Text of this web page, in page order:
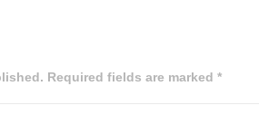
Required fields are marked *